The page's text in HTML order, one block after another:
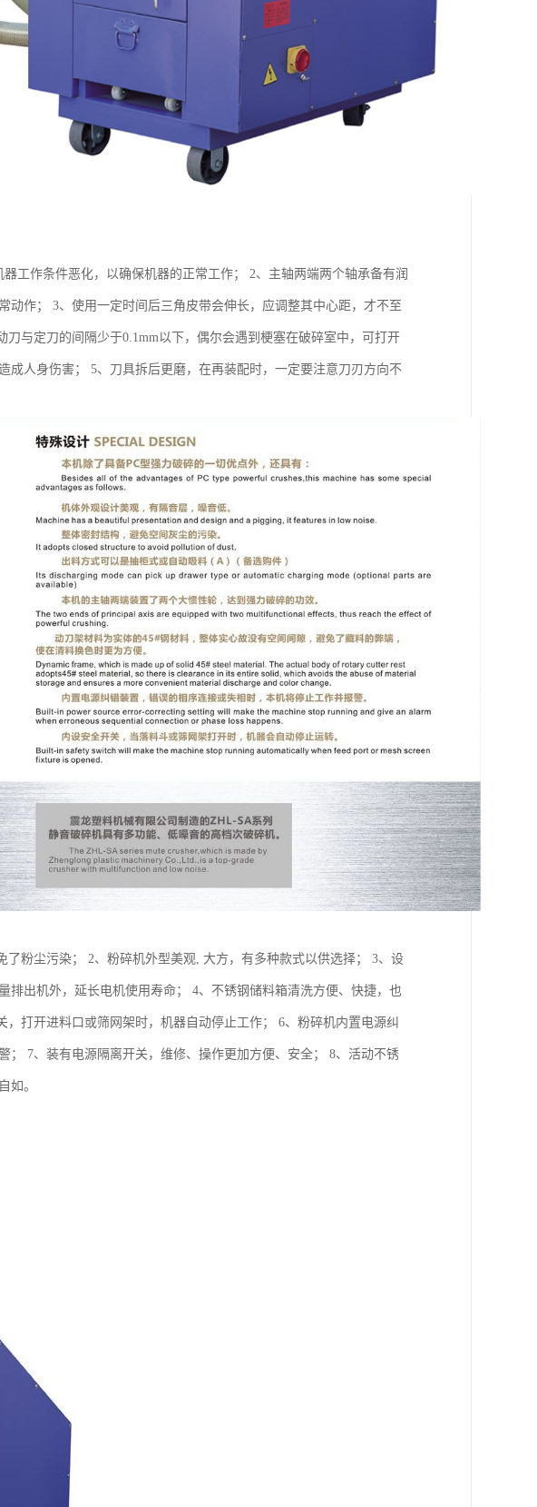
工作条件恶化，以确保机器的正常工作； 2、主轴两端两个轴承备有润
作； 3、使用一定时间后三角皮带会伸长，应调整其中心距，才不至
与定刀的间隔少于0.1mm以下，偶尔会遇到梗塞在破碎室中，可打开
人身伤害； 5、刀具拆后更磨，在再装配时，一定要注意刀刃方向不
粉尘污染； 2、粉碎机外型美观, 大方，有多种款式以供选择； 3、设
出机外，延长电机使用寿命； 4、不锈钢储料箱清洗方便、快捷，也
打开进料口或筛网架时，机器自动停止工作； 6、粉碎机内置电源纠
7、装有电源隔离开关，维修、操作更加方便、安全； 8、活动不锈
如。